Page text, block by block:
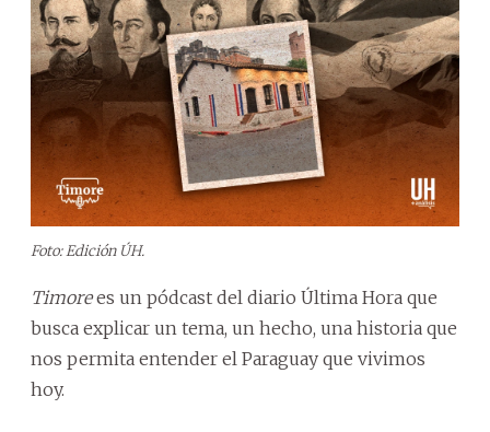
Foto: Edición ÚH.
Timorees un pódcast del diario Última Hora que
busca explicar un tema, un hecho, una historia que
nos permita entender el Paraguay que vivimos
hoy.